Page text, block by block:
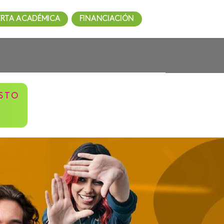
ACADÉMICA FINANCIACIÓN